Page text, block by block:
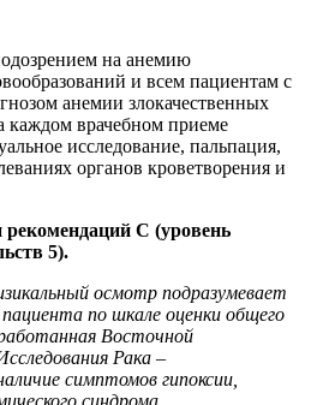
на анемию
и всем пациентам с
анемии злокачественных
каждом врачебном приеме
исследование, пальпация,
органов кроветворения и
рекомендаций С (уровень
5).
осмотр подразумевает
по шкале оценки общего
Восточной
Рака –
симптомов гипоксии,